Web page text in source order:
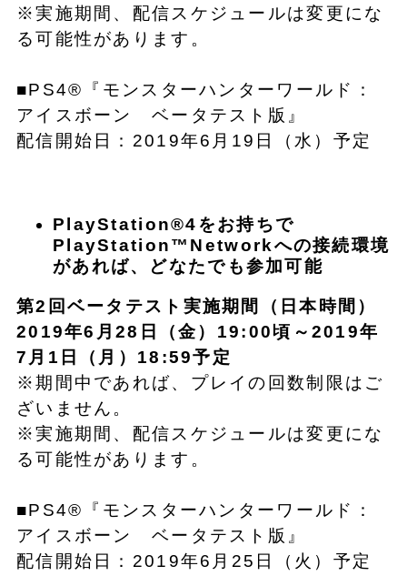
※実施期間、配信スケジュールは変更にな
る可能性があります。
■PS4®『モンスターハンターワールド：
アイスボーン ベータテスト版』
配信開始日：2019年6月19日（水）予定
PlayStation®4をお持ちで
PlayStation™Networkへの接続環境
があれば、どなたでも参加可能
第2回ベータテスト実施期間（日本時間）
2019年6月28日（金）19:00頃～2019年
7月1日（月）18:59予定
※期間中であれば、プレイの回数制限はご
ざいません。
※実施期間、配信スケジュールは変更にな
る可能性があります。
■PS4®『モンスターハンターワールド：
アイスボーン ベータテスト版』
配信開始日：2019年6月25日（火）予定